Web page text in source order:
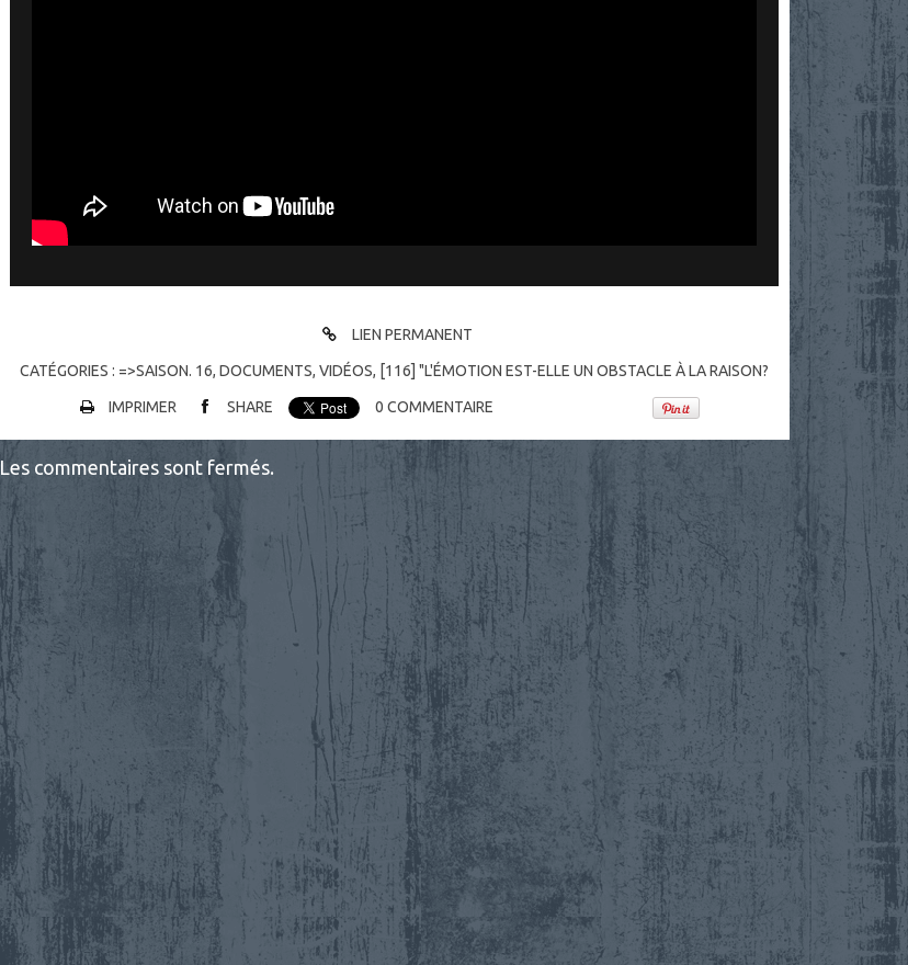
LIEN PERMANENT
CATÉGORIES : =>SAISON. 16,DOCUMENTS,VIDÉOS, [116] "L'ÉMOTION EST-ELLE UN OBSTACLE À LA RAISON?
IMPRIMER SHARE 0 COMMENTAIRE
Les commentaires sont fermés.